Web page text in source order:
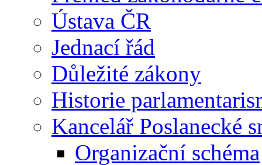
Ústava ČR
Jednací řád
Důležité zákony
Historie
Kancelář Poslanecké
Organizační schéma